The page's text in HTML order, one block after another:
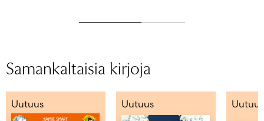
Samankaltaisia kirjoja
Uutuus Uutuus Uutuus